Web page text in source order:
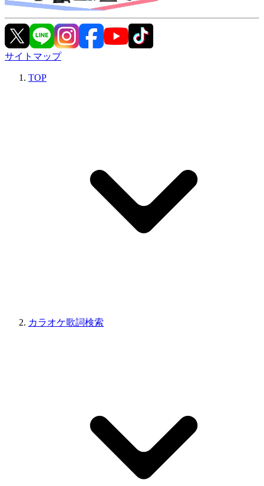
サイトマップ
TOP
カラオケ歌詞検索